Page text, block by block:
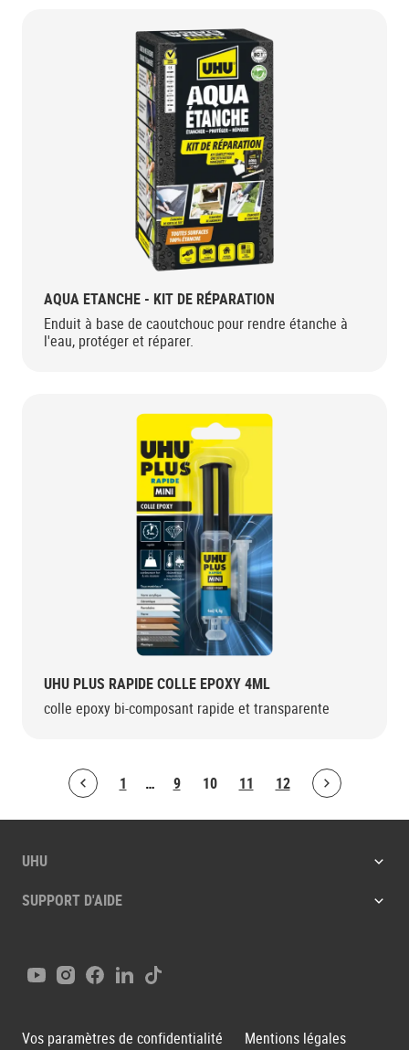
AQUA ETANCHE - KIT DE RÉPARATION
Enduit à base de caoutchouc pour rendre étanche à
l'eau, protéger et réparer.
UHU PLUS RAPIDE COLLE EPOXY 4ML
colle epoxy bi-composant rapide et transparente
Bolton.ArticleList.PreviousPage 1 … 9 10 11 12 Bolton.ArticleList.NextPage
UHU
SUPPORT D'AIDE
YoutubeInstagram
Facebook
LinkedIn
Tiktok
Vos paramètres de confidentialité Mentions légales